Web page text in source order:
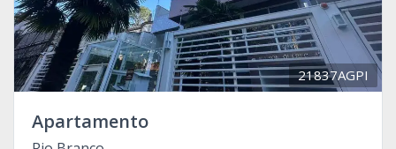
21837AGPI
Apartamento